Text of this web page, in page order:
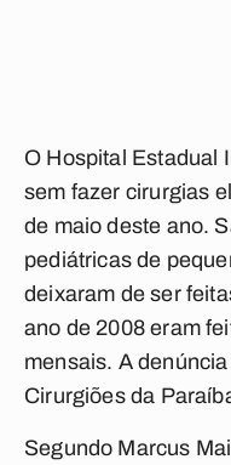
O Hospital Estadual
sem fazer cirurgias
de maio deste ano.
pediátricas de
deixaram de ser
ano de 2008 eram
mensais. A
Cirurgiões da
Segundo Marcus